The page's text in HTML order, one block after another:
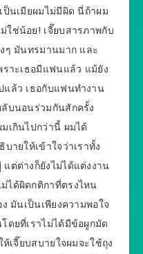
ป็นเมียผมไม่มีผิด นี่ถ้าผม
ใช่น้อย! เจี๊ยบสารภาพกับ
ๆ มันทรมานมาก และ
ราะเธอมีแฟนแล้ว แม้ยัง
แล้ว เธอกับแฟนทำงาน
บนอนร่วมกันสักครั้ง
เกินไปกว่านี้ ผมได้
ายให้เข้าใจว่าเราทั้ง
ต่ต่างก็ยังไม่ได้แต่งงาน
ได้ผิดกติกาที่ตรงไหน
มันเป็นเพียงความพอใจ
ดยที่เราไม่ได้มีข้อผูกมัด
ห้เจี๊ยบสบายใจผมจะใช้ถุง